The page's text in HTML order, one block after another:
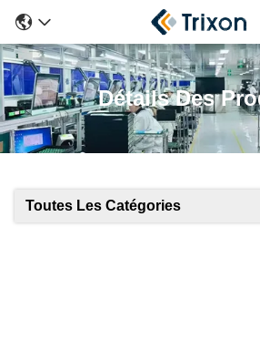
Détails Des
Toutes Les Catégories